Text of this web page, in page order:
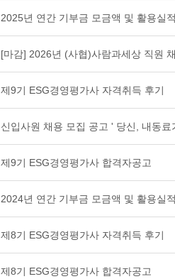
2025년 연간 기부금 모금액 및 활용실
[마감] 2026년 (사협)사람과세상 직원
제9기 ESG경영평가사 자격취득 후기
신입사원 채용 모집 공고 ' 당신, 내동료
제9기 ESG경영평가사 합격자공고
2024년 연간 기부금 모금액 및 활용실
제8기 ESG경영평가사 자격취득 후기
제8기 ESG경영평가사 합격자공고